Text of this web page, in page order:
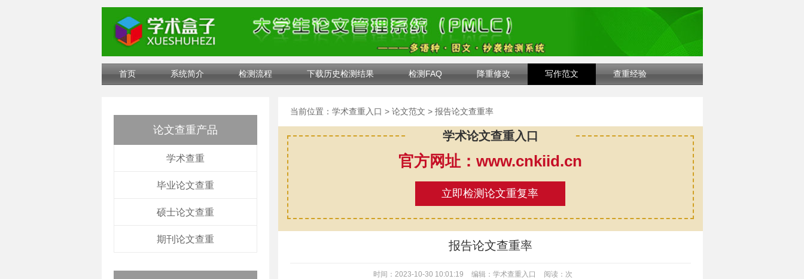
首页 系统简介 检测流程 下载历史检测结果 检测FAQ 降重修改 写作范文 查重经验
论文查重产品
学术查重
毕业论文查重
硕士论文查重
期刊论文查重
当前位置： 学术查重入口 > 论文范文 > 报告论文查重率
学术论文查重入口
官方网址：www.cnkiid.cn
立即检测论文重复率
报告论文查重率
时间：2023-10-30 10:01:19 编辑：学术查重入口 阅读： 次